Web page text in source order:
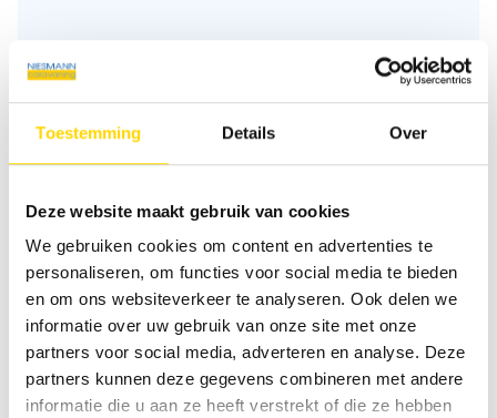
Toestemming Details Over
Deze website maakt gebruik van cookies
We gebruiken cookies om content en advertenties te
personaliseren, om functies voor social media te bieden
en om ons websiteverkeer te analyseren. Ook delen we
informatie over uw gebruik van onze site met onze
partners voor social media, adverteren en analyse. Deze
partners kunnen deze gegevens combineren met andere
informatie die u aan ze heeft verstrekt of die ze hebben
Beschrijving plattegrond
Slaapplaatsen
Zitgroep Face-to-face zitgroep
Infrastructuur Keuken, WC